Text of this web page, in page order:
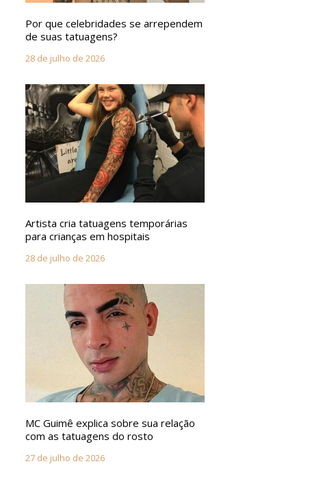
Por que celebridades se arrependem
de suas tatuagens?
28 de julho de 2026
Artista cria tatuagens temporárias
para crianças em hospitais
28 de julho de 2026
MC Guimê explica sobre sua relação
com as tatuagens do rosto
27 de julho de 2026